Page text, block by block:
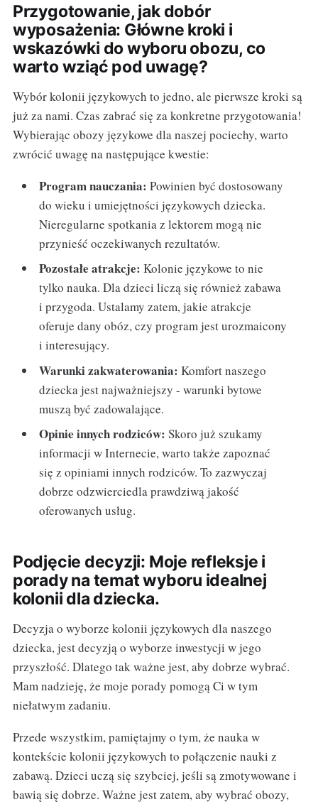
Przygotowanie, jak dobór
wyposażenia: Główne kroki i
wskazówki do wyboru obozu, co
warto wziąć pod uwagę?
Wybór kolonii językowych to jedno, ale pierwsze kroki są
już za nami. Czas zabrać się za konkretne przygotowania!
Wybierając obozy językowe dla naszej pociechy, warto
zwrócić uwagę na następujące kwestie:
Program nauczania: Powinien być dostosowany
do wieku i umiejętności językowych dziecka.
Nieregularne spotkania z lektorem mogą nie
przynieść oczekiwanych rezultatów.
Pozostałe atrakcje: Kolonie językowe to nie
tylko nauka. Dla dzieci liczą się również zabawa
i przygoda. Ustalamy zatem, jakie atrakcje
oferuje dany obóz, czy program jest urozmaicony
i interesujący.
Warunki zakwaterowania: Komfort naszego
dziecka jest najważniejszy - warunki bytowe
muszą być zadowalające.
Opinie innych rodziców: Skoro już szukamy
informacji w Internecie, warto także zapoznać
się z opiniami innych rodziców. To zazwyczaj
dobrze odzwierciedla prawdziwą jakość
oferowanych usług.
Podjęcie decyzji: Moje refleksje i
porady na temat wyboru idealnej
kolonii dla dziecka.
Decyzja o wyborze kolonii językowych dla naszego
dziecka, jest decyzją o wyborze inwestycji w jego
przyszłość. Dlatego tak ważne jest, aby dobrze wybrać.
Mam nadzieję, że moje porady pomogą Ci w tym
niełatwym zadaniu.
Przede wszystkim, pamiętajmy o tym, że nauka w
kontekście kolonii językowych to połączenie nauki z
zabawą. Dzieci uczą się szybciej, jeśli są zmotywowane i
bawią się dobrze. Ważne jest zatem, aby wybrać obozy,